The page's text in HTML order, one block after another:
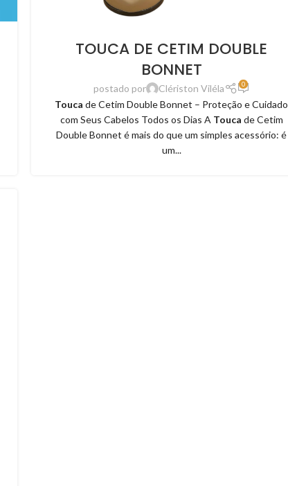
TOUCA DE CETIM DOUBLE
BONNET
postado por Clériston Viléla 0
Touca de Cetim Double Bonnet – Proteção e Cuidado
com Seus Cabelos Todos os Dias A Touca de Cetim
Double Bonnet é mais do que um simples acessório: é
um...